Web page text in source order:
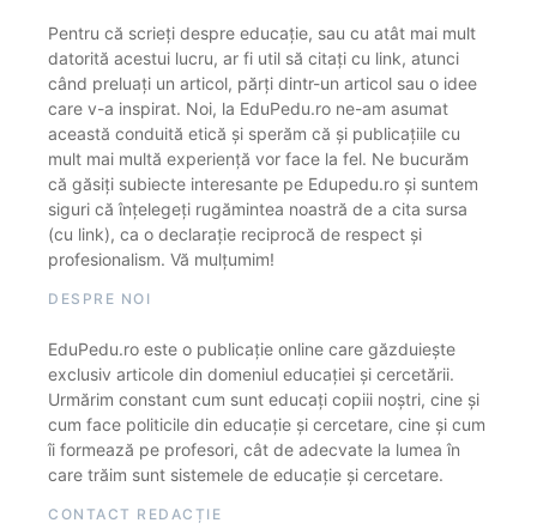
Pentru că scrieți despre educație, sau cu atât mai mult
datorită acestui lucru, ar fi util să citați cu link, atunci
când preluați un articol, părți dintr-un articol sau o idee
care v-a inspirat. Noi, la EduPedu.ro ne-am asumat
această conduită etică și sperăm că și publicațiile cu
mult mai multă experiență vor face la fel. Ne bucurăm
că găsiți subiecte interesante pe Edupedu.ro și suntem
siguri că înțelegeți rugămintea noastră de a cita sursa
(cu link), ca o declarație reciprocă de respect și
profesionalism. Vă mulțumim!
DESPRE NOI
EduPedu.ro este o publicație online care găzduiește
exclusiv articole din domeniul educației și cercetării.
Urmărim constant cum sunt educați copiii noștri, cine și
cum face politicile din educație și cercetare, cine și cum
îi formează pe profesori, cât de adecvate la lumea în
care trăim sunt sistemele de educație și cercetare.
CONTACT REDACȚIE